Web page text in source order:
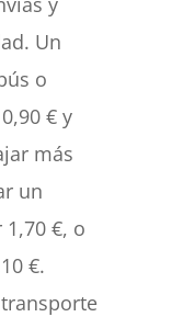
Un
o
€ y
más
un
€, o
€.